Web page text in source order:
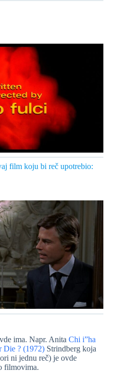
film koju bi reč upotrebio:
ima. Napr. Anita Chi i”ha
Die ? (1972) Strindberg koja
ni jednu reč) je ovde
filmovima.